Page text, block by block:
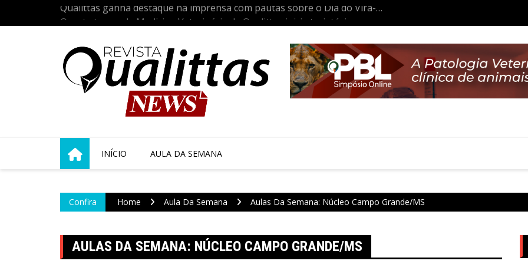
24 anos de
Quarta turma de Medicina Veterinária da Qualittas inicia trajetória
acadêmica com a tradicional Cerimônia do Jaleco
INÍCIO AULA DA SEMANA
Confira Home Aula Da Semana Aulas Da Semana: Núcleo Campo Grande/MS
AULAS DA SEMANA: NÚCLEO CAMPO GRANDE/MS